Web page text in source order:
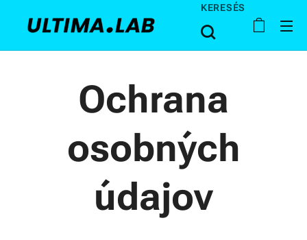
KERESÉS
Ochrana
osobných
údajov